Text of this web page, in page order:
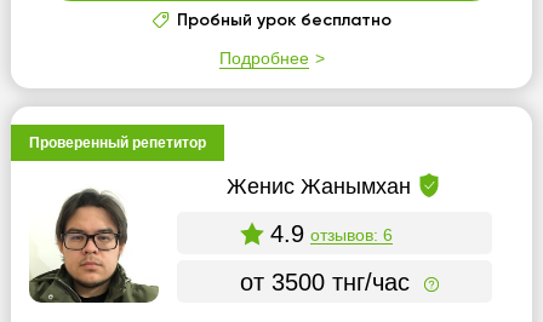
Пробный урок бесплатно
Подробнее
Проверенный репетитор
Женис Жанымхан
4.9 отзывов: 6
от 3500 тнг/час